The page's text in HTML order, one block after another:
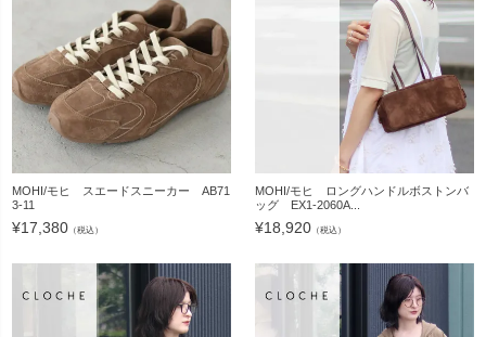
MOHI/モヒ スエードスニーカー AB71
3-11
¥17,380 （税込）
MOHI/モヒ ロングハンドルボストンバ
ッグ EX1-2060A...
¥18,920 （税込）